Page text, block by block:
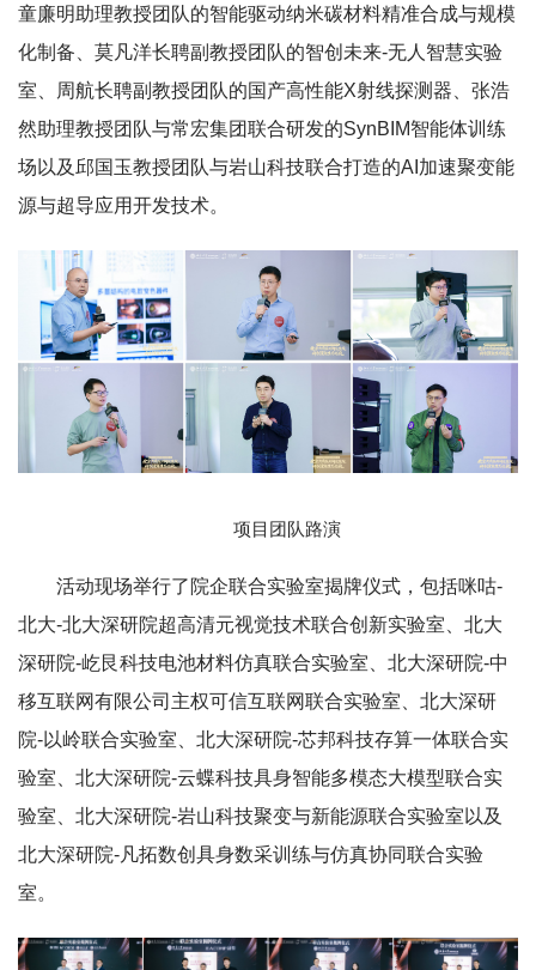
童廉明助理教授团队的智能驱动纳米碳材料精准合成与规模
化制备、莫凡洋长聘副教授团队的智创未来-无人智慧实验
室、周航长聘副教授团队的国产高性能X射线探测器、张浩
然助理教授团队与常宏集团联合研发的SynBIM智能体训练
场以及邱国玉教授团队与岩山科技联合打造的AI加速聚变能
源与超导应用开发技术。
项目团队路演
活动现场举行了院企联合实验室揭牌仪式，包括咪咕-
北大-北大深研院超高清元视觉技术联合创新实验室、北大
深研院-屹艮科技电池材料仿真联合实验室、北大深研院-中
移互联网有限公司主权可信互联网联合实验室、北大深研
院-以岭联合实验室、北大深研院-芯邦科技存算一体联合实
验室、北大深研院-云蝶科技具身智能多模态大模型联合实
验室、北大深研院-岩山科技聚变与新能源联合实验室以及
北大深研院-凡拓数创具身数采训练与仿真协同联合实验
室。